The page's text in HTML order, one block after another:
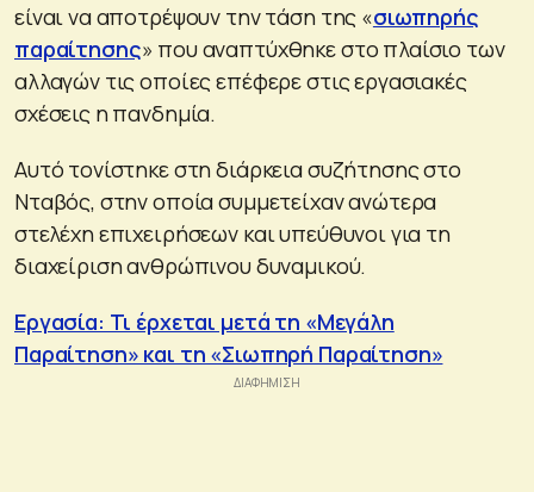
είναι να αποτρέψουν την τάση της «σιωπηρής
παραίτησης» που αναπτύχθηκε στο πλαίσιο των
αλλαγών τις οποίες επέφερε στις εργασιακές
σχέσεις η πανδημία.
Αυτό τονίστηκε στη διάρκεια συζήτησης στο
Νταβός, στην οποία συμμετείχαν ανώτερα
στελέχη επιχειρήσεων και υπεύθυνοι για τη
διαχείριση ανθρώπινου δυναμικού.
Εργασία: Τι έρχεται μετά τη «Μεγάλη
Παραίτηση» και τη «Σιωπηρή Παραίτηση»